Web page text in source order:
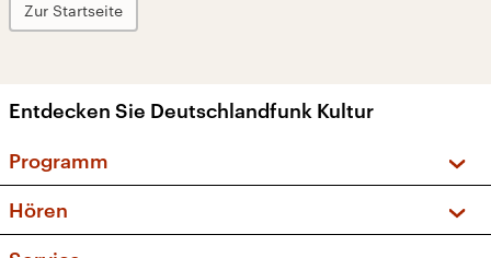
Zur Startseite
Entdecken Sie Deutschlandfunk Kultur
Programm
Sendungen und Podcasts
Hören